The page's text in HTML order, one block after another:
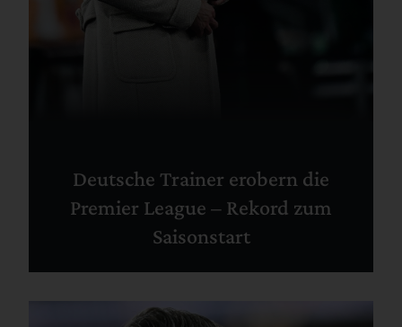
Deutsche Trainer erobern die
Premier League – Rekord zum
Saisonstart